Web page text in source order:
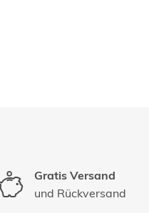
Gratis Versand
und Rückversand